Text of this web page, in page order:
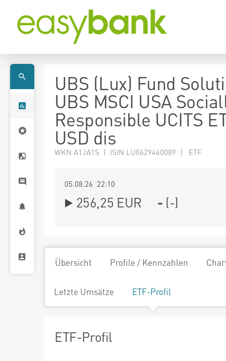
UBS (Lux) Fund
UBS MSCI USA
Responsible UCITS
USD dis
WKN A1JA1S | ISIN LU0629460089 | ETF
05.08.26 22:10
256,25 EUR - (-)
Übersicht Profile / Kennzahlen
Letzte Umsätze ETF-Profil
ETF-Profil